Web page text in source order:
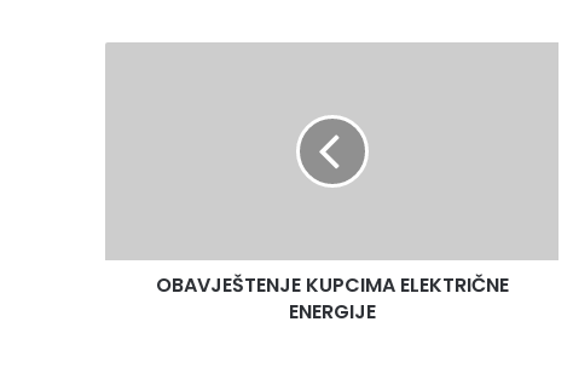
OBAVJEŠTENJE KUPCIMA ELEKTRIČNE
ENERGIJE